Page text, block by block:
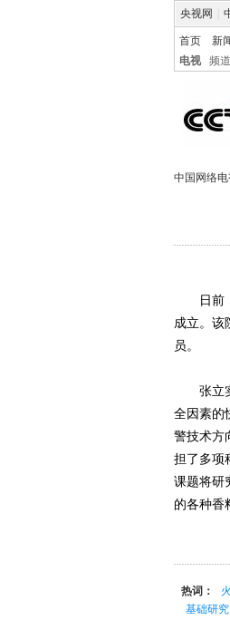
央视网
首页 新
电视
频
中国网络电
日前，
成立。该
员。
张立实
全因素的
警技术方
担了多项
课题将研
的各种香
热词：
基础研究